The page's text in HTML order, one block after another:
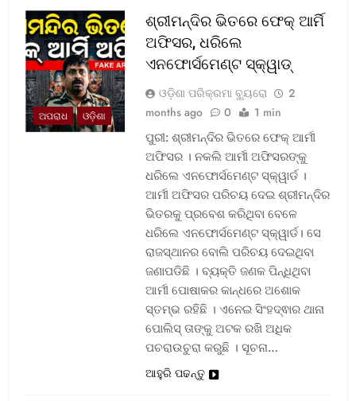
ଅପରାଧ ଓଡ଼ିଶା
ଶ୍ରୀମନ୍ଦିର ଭିତରେ ଫେକ୍ ଆର୍ମି
ଅଫିସର, ଧରିଲେ
ଏନଫୋର୍ସମେଣ୍ଟ ସ୍କ୍ୱାଡ୍‌
ଓଡ଼ିଶା ପରିକ୍ରମା ବ୍ୟୁରୋ
2
months ago
0 1 min
ପୁରୀ: ଶ୍ରୀମନ୍ଦିର ଭିତରେ ଫେକ୍ ଆର୍ମୀ
ଅଫିସର । ନକଲି ଆର୍ମୀ ଅଫିସରଙ୍କୁ
ଧରିଲେ ଏନଫୋର୍ସମେଣ୍ଟ ସ୍କ୍ୱାର୍ଡ ।
ଆର୍ମୀ ଅଫିସର ପରିଚୟ ଦେଇ ଶ୍ରୀମନ୍ଦିର
ଭିତରକୁ ପ୍ରବେଶ କରିଥିବା ବେଳେ
ଧରିଲେ ଏନଫୋର୍ସମେଣ୍ଟ ସ୍କ୍ୱାର୍ଡ। ସେ
ରାଜସ୍ଥାନର ବୋଲି ପରିଚୟ ଦେଇଥିବା
ଜଣାପଡିଛି । ବ୍ୟକ୍ତି ଜଣକ ପିନ୍ଧିଥିବା
ଆର୍ମୀ ପୋଷାକର କାନ୍ଧରେ ଅଶୋକ
ସ୍ତମ୍ଭ ରହିଛି । ଏନେଇ ସିଂହଦ୍ଵାର ଥାନା
ପୋଲିସ୍ ତାଙ୍କୁ ଅଟକ ରଖି ଅଧିକ
ପଚରାଉଚୁରା କରୁଛି । ସୂଚନା…
ଆହୁରି ପଢନ୍ତୁ